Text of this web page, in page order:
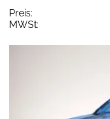
Preis:
MWSt: